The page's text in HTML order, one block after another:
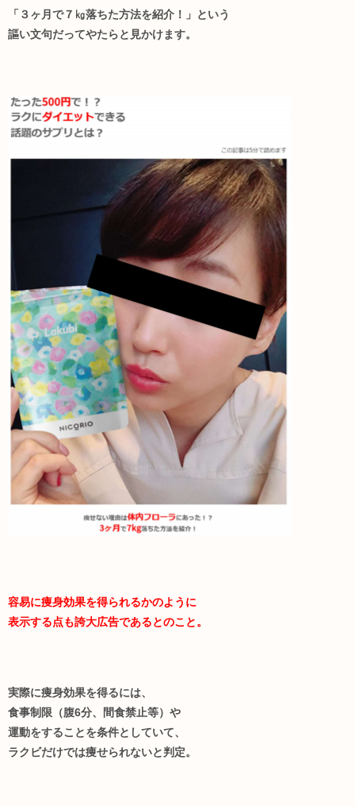
「３ヶ月で７㎏落ちた方法を紹介！」という
謳い文句だってやたらと見かけます。
容易に痩身効果を得られるかのように
表示する点も誇大広告であるとのこと。
実際に痩身効果を得るには、
食事制限（腹6分、間食禁止等）や
運動をすることを条件としていて、
ラクビだけでは痩せられないと判定。